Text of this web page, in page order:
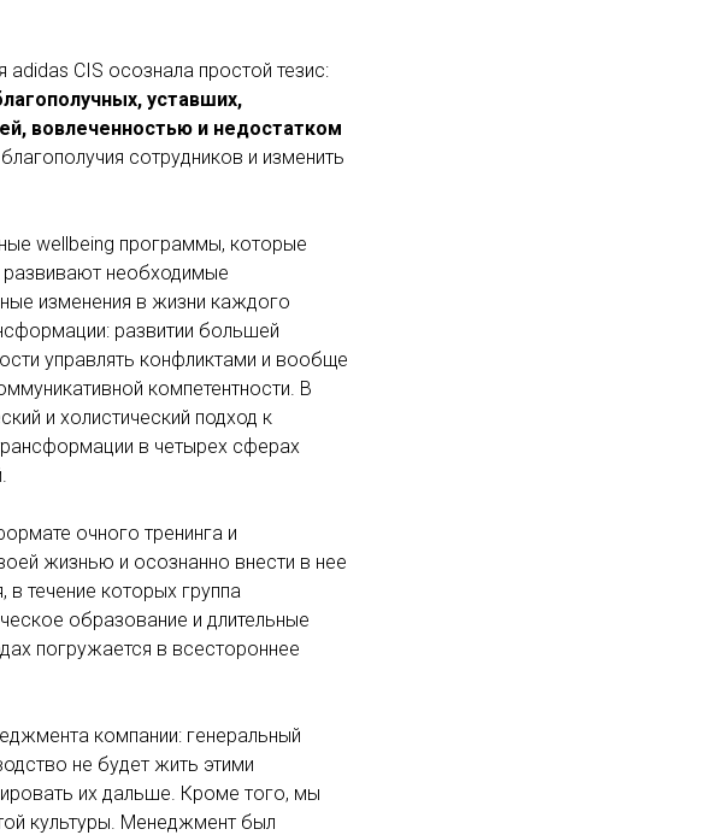
CIS осознала простой тезис:
уставших,
вовлеченностью и недостатком
сотрудников и изменить
wellbeing программы, которые
развивают необходимые
изменения в жизни каждого
развитии большей
управлять конфликтами и вообще
компетентности. В
и холистический подход к
в четырех сферах
очного тренинга и
жизнью и осознанно внести в нее
течение которых группа
образование и длительные
погружается в всестороннее
компании: генеральный
не будет жить этими
их дальше. Кроме того, мы
культуры. Менеджмент был